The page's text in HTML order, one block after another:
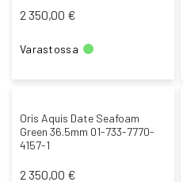
2 350,00 €
Varastossa
Oris Aquis Date Seafoam
Green 36.5mm 01-733-7770-
4157-1
2 350,00 €